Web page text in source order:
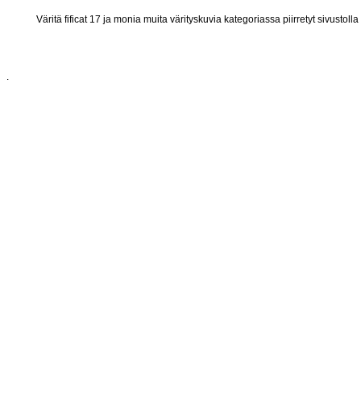
Väritä fificat 17 ja monia muita värityskuvia kategoriassa piirretyt
.